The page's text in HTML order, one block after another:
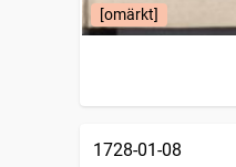
[omärkt]
1728-01-08